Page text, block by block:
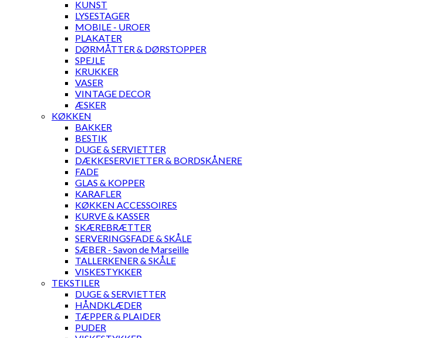
KUNST
LYSESTAGER
MOBILE - UROER
PLAKATER
DØRMÅTTER & DØRSTOPPER
SPEJLE
KRUKKER
VASER
VINTAGE DECOR
ÆSKER
KØKKEN
BAKKER
BESTIK
DUGE & SERVIETTER
DÆKKESERVIETTER & BORDSKÅNERE
FADE
GLAS & KOPPER
KARAFLER
KØKKEN ACCESSOIRES
KURVE & KASSER
SKÆREBRÆTTER
SERVERINGSFADE & SKÅLE
SÆBER - Savon de Marseille
TALLERKENER & SKÅLE
VISKESTYKKER
TEKSTILER
DUGE & SERVIETTER
HÅNDKLÆDER
TÆPPER & PLAIDER
PUDER